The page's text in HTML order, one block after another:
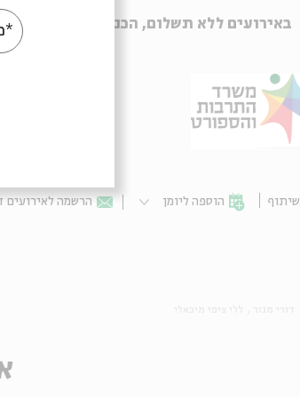
באירועים ללא תשלום, הכניסה על בסיס
שיתוף הוספה ליומן הרשמה לאירועים